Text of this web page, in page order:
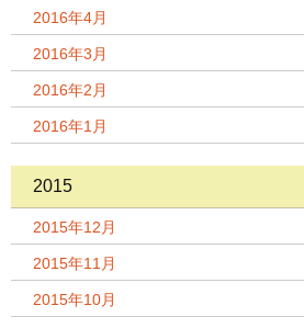
2016年4月
2016年3月
2016年2月
2016年1月
2015
2015年12月
2015年11月
2015年10月